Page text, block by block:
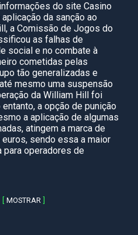
do site Casino
da sanção ao
a Comissão de Jogos do
as falhas de
social e no combate à
cometidas pelas
tão generalizadas e
mesmo uma suspensão
da William Hill foi
a opção de punição
a aplicação de algumas
atingem a marca de
sendo essa a maior
para operadores de
MOSTRAR